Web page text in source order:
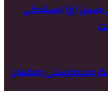
حسین (ع) ایستادگی
محیط‌زیستی اصفهان